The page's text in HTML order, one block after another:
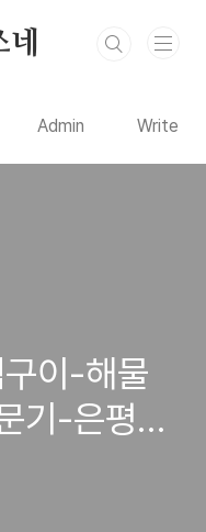
Admin Write
이-해물
기-은평구